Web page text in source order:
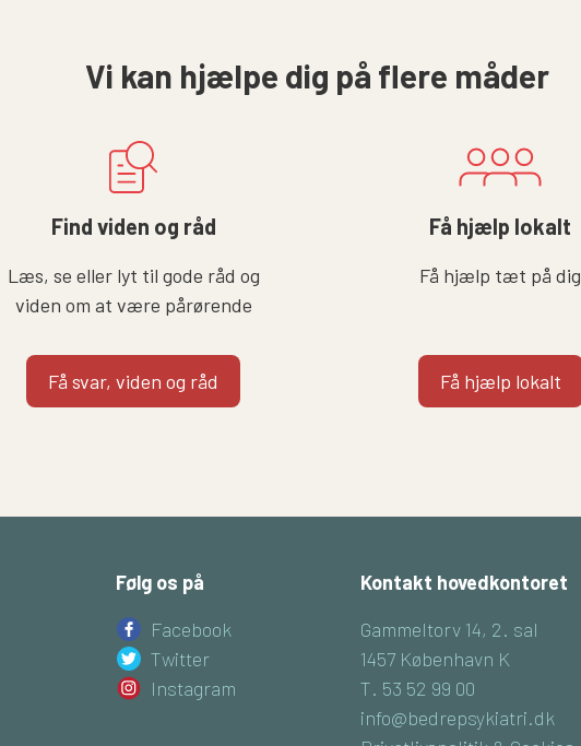
Vi kan hjælpe dig på flere måder
Find viden og råd
Læs, se eller lyt til gode råd og
viden om at være pårørende
Få svar, viden og råd
Få hjælp lokalt
Få hjælp tæt på dig
Få hjælp lokalt
Følg os på
Facebook
Twitter
Instagram
Kontakt hovedkontoret
Gammeltorv 14, 2. sal
1457 København K
T. 53 52 99 00
info@bedrepsykiatri.dk